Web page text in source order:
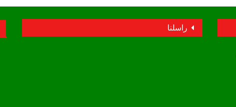
راسلنا